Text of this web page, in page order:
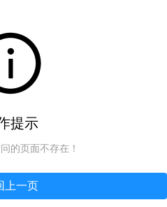
提示
的页面不存在！
上一页